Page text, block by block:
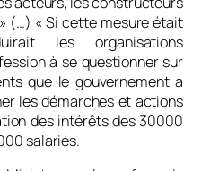
(…) « Si cette mesure était
les organisations
à se questionner sur
que le gouvernement a
les démarches et actions
des intérêts des 30000
salariés.